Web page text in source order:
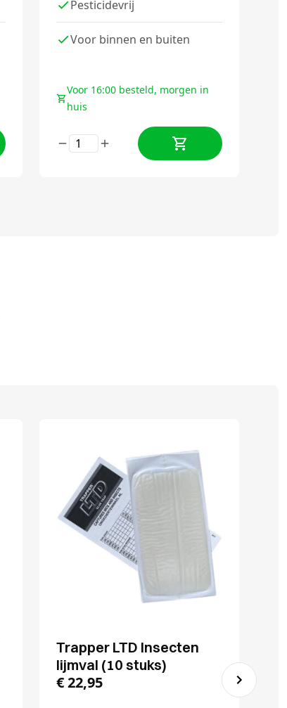
Pesticidevrij
Voor binnen en buiten
Voor 16:00 besteld, morgen in
huis
Trapper LTD Insecten
lijmval (10 stuks)
€22,95